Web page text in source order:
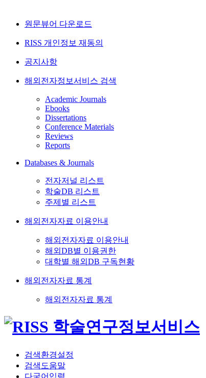
원문뷰어 다운로드
RISS 개인정보 재동의
공지사항
해외전자정보서비스 검색
Academic Journals
Ebooks
Dissertations
Conference Materials
Reviews
Reports
Databases & Journals
전자저널 리스트
학술DB 리스트
주제별 리스트
해외전자자료 이용안내
해외전자자료 이용안내
해외DB별 이용권한
대학별 해외DB 구독현황
해외전자자료 통계
해외전자자료 통계
검색환경설정
검색도움말
다국어입력